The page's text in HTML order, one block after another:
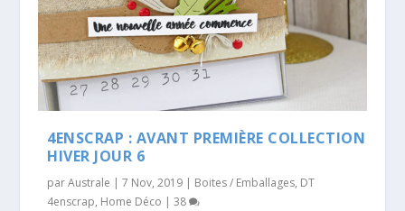
4ENSCRAP : AVANT PREMIÈRE COLLECTION
HIVER JOUR 6
parAustrale |7 Nov, 2019 | Boites / Emballages, DT
4enscrap, Home Déco |38